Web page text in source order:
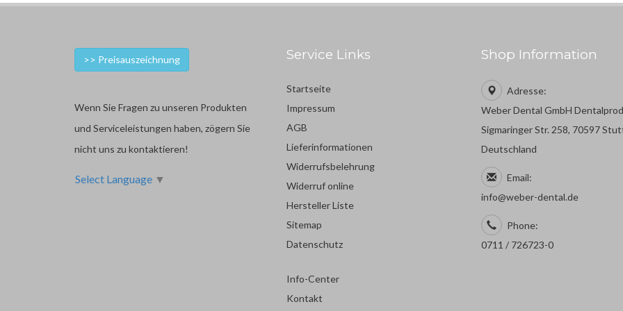
>> Preisauszeichnung
Wenn Sie Fragen zu unseren Produkten
und Serviceleistungen haben, zögern Sie
nicht uns zu kontaktieren!
Select Language ▼
Service Links
Startseite
Impressum
AGB
Lieferinformationen
Widerrufsbelehrung
Widerruf online
Hersteller Liste
Sitemap
Datenschutz
Info-Center
Kontakt
Shop Information
Adresse:
Weber Dental GmbH
Sigmaringer Str. 258, 70597
Deutschland
Email:
info@weber-dental.de
Phone:
0711 / 726723-0